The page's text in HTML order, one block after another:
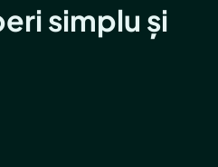
simplu și